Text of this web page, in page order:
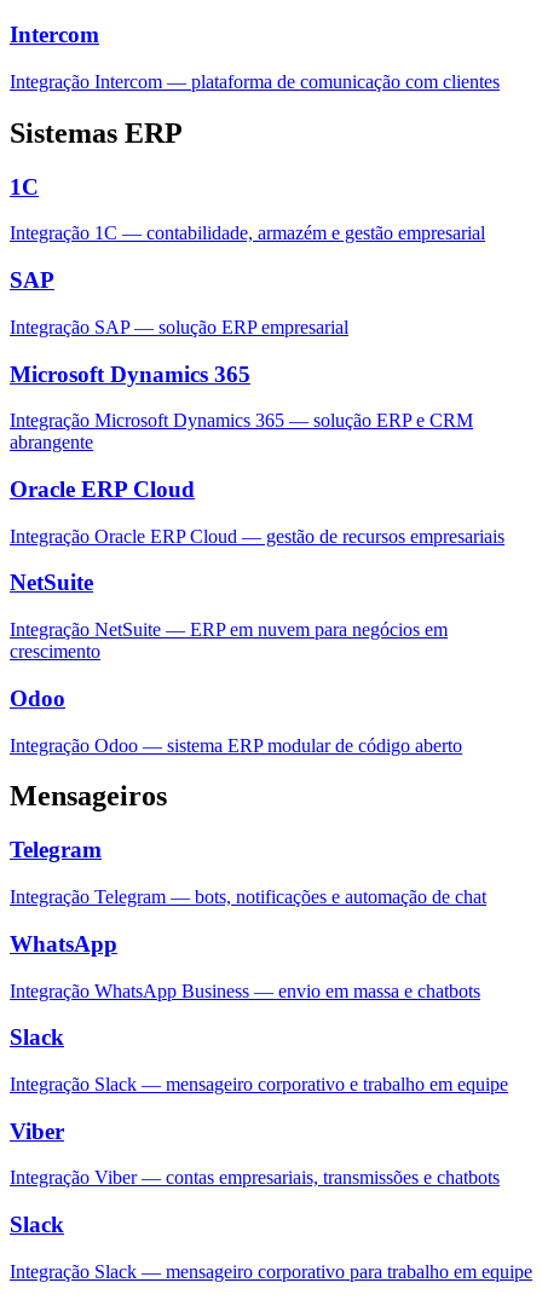
Intercom
Integração Intercom — plataforma de comunicação com clientes
Sistemas ERP
1С
Integração 1C — contabilidade, armazém e gestão empresarial
SAP
Integração SAP — solução ERP empresarial
Microsoft Dynamics 365
Integração Microsoft Dynamics 365 — solução ERP e CRM
abrangente
Oracle ERP Cloud
Integração Oracle ERP Cloud — gestão de recursos empresariais
NetSuite
Integração NetSuite — ERP em nuvem para negócios em
crescimento
Odoo
Integração Odoo — sistema ERP modular de código aberto
Mensageiros
Telegram
Integração Telegram — bots, notificações e automação de chat
WhatsApp
Integração WhatsApp Business — envio em massa e chatbots
Slack
Integração Slack — mensageiro corporativo e trabalho em equipe
Viber
Integração Viber — contas empresariais, transmissões e chatbots
Slack
Integração Slack — mensageiro corporativo para trabalho em equipe